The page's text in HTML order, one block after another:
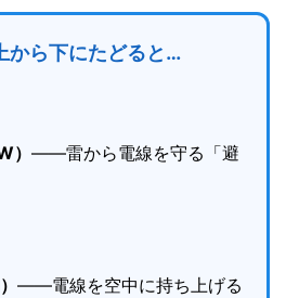
から下にたどると…
——雷から電線を守る「避
——電線を空中に持ち上げる